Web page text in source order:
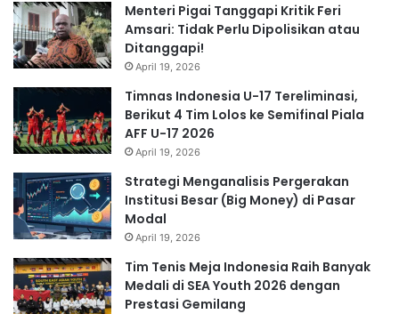
Menteri Pigai Tanggapi Kritik Feri
Amsari: Tidak Perlu Dipolisikan atau
Ditanggapi!
April 19, 2026
Timnas Indonesia U-17 Tereliminasi,
Berikut 4 Tim Lolos ke Semifinal Piala
AFF U-17 2026
April 19, 2026
Strategi Menganalisis Pergerakan
Institusi Besar (Big Money) di Pasar
Modal
April 19, 2026
Tim Tenis Meja Indonesia Raih Banyak
Medali di SEA Youth 2026 dengan
Prestasi Gemilang